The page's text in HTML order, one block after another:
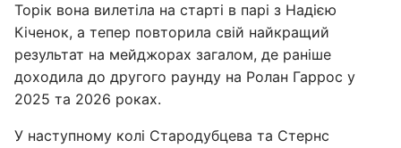
Торік вона вилетіла на старті в парі з Надією
Кіченок, а тепер повторила свій найкращий
результат на мейджорах загалом, де раніше
доходила до другого раунду на Ролан Гаррос у
2025 та 2026 роках.
У наступному колі Стародубцева та Стернс